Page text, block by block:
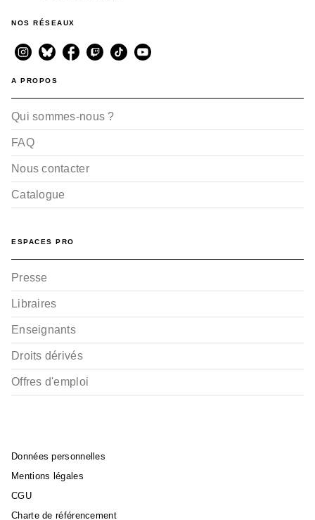
NOS RÉSEAUX
A PROPOS
Qui sommes-nous ?
FAQ
Nous contacter
Catalogue
ESPACES PRO
Presse
Libraires
Enseignants
Droits dérivés
Offres d'emploi
Données personnelles
Mentions légales
CGU
Charte de référencement